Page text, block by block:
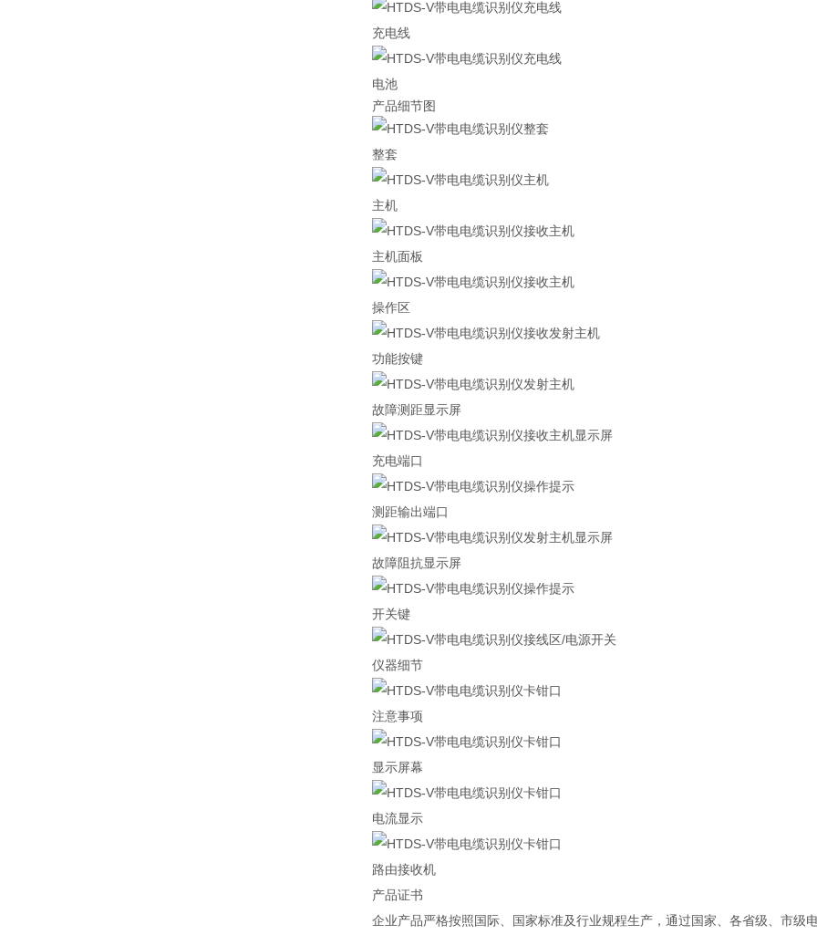
充电线
电池
产品细节图
整套
主机
主机面板
操作区
功能按键
故障测距显示屏
充电端口
测距输出端口
故障阻抗显示屏
开关键
仪器细节
注意事项
显示屏幕
电流显示
路由接收机
产品证书
企业产品严格按照国际、国家标准及行业规程生产，通过国家、各省级、市